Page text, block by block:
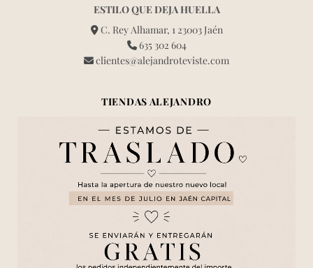
ESTILO QUE DEJA HUELLA
C. Rey Alhamar, 1 23003 Jaén
635 302 604
clientes@alejandroteviste.com
TIENDAS ALEJANDRO